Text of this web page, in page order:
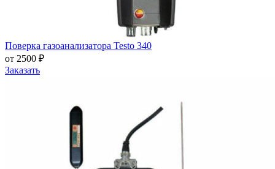
Поверка газоанализатора Testo 340
от 2500 ₽
Заказать